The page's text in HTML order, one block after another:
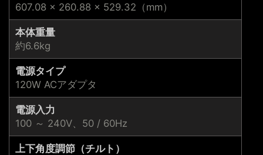
607.08 × 260.88 × 529.32（mm）
本体重量
約6.6kg
電源タイプ
120W ACアダプタ
電源入力
100 ～ 240V、50 / 60Hz
上下角度調節（チルト）